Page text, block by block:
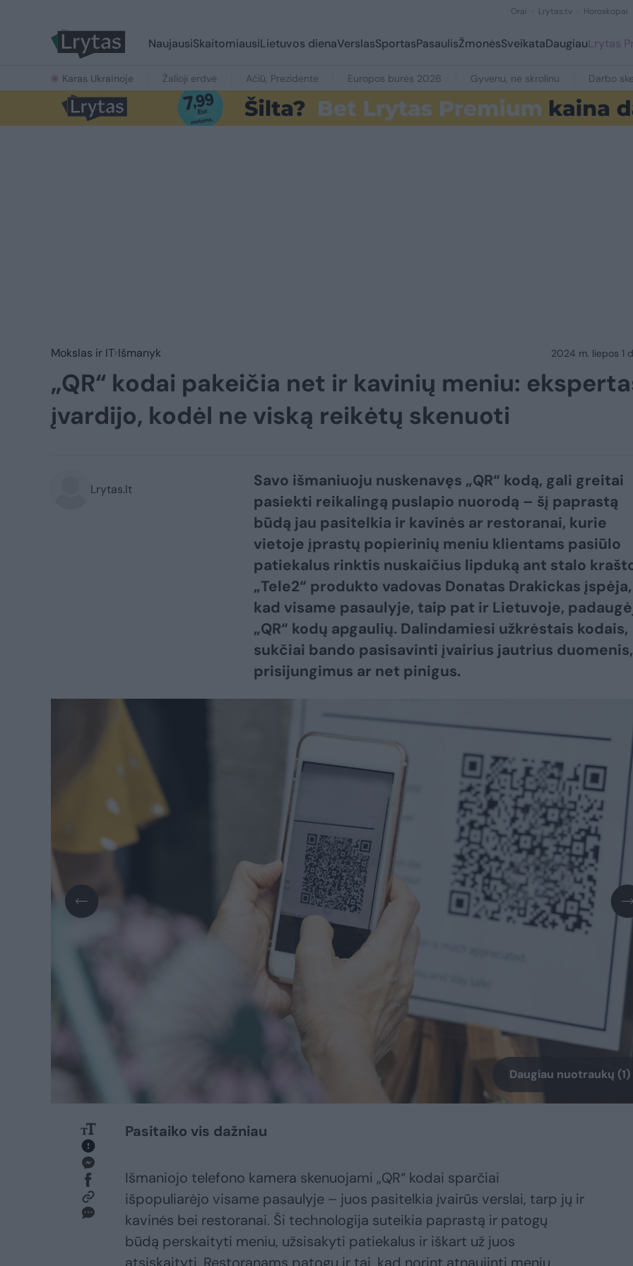
Orai Lrytas.tv Horoskopai
NaujausiSkaitomiausiLietuvos dienaVerslasSportasPasaulisŽmonėsSveikataDaugiauLrytas
Karas Ukrainoje Žalioji erdvė Ačiū, Prezidente Europos burės 2026 Gyvenu, ne skrolinu Darbo
Mokslas ir IT Išmanyk 2024 m. liepos 1
„QR“ kodai pakeičia net ir kavinių meniu:
įvardijo, kodėl ne viską reikėtų skenuoti
Lrytas.lt
Savo išmaniuoju nuskenavęs „QR“ kodą, gali greitai
pasiekti reikalingą puslapio nuorodą – šį paprastą
būdą jau pasitelkia ir kavinės ar restoranai, kurie
vietoje įprastų popierinių meniu klientams pasiūlo
patiekalus rinktis nuskaičius lipduką ant stalo
„Tele2“ produkto vadovas Donatas Drakickas įspėja,
kad visame pasaulyje, taip pat ir Lietuvoje,
„QR“ kodų apgaulių. Dalindamiesi užkrėstais kodais,
sukčiai bando pasisavinti įvairius jautrius duomenis,
prisijungimus ar net pinigus.
Daugiau nuotraukų (1)
Pasitaiko vis dažniau
Išmaniojo telefono kamera skenuojami „QR“ kodai sparčiai
išpopuliarėjo visame pasaulyje – juos pasitelkia įvairūs verslai, tarp jų ir
kavinės bei restoranai. Ši technologija suteikia paprastą ir patogų
būdą perskaityti meniu, užsisakyti patiekalus ir iškart už juos